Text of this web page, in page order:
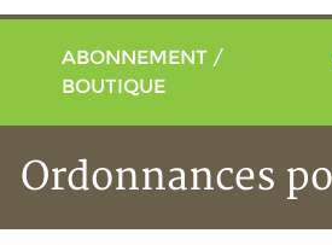
ABONNEMENT /
BOUTIQUE
Ordonnances